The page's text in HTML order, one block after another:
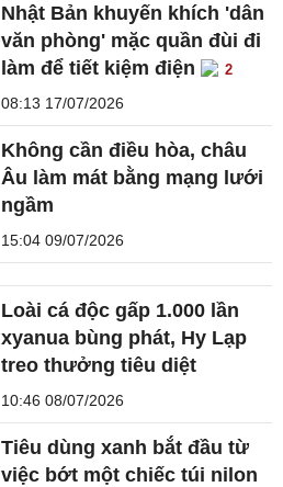
Nhật Bản khuyến khích 'dân
văn phòng' mặc quần đùi đi
làm để tiết kiệm điện
2
08:13 17/07/2026
Không cần điều hòa, châu
Âu làm mát bằng mạng lưới
ngầm
15:04 09/07/2026
Loài cá độc gấp 1.000 lần
xyanua bùng phát, Hy Lạp
treo thưởng tiêu diệt
10:46 08/07/2026
Tiêu dùng xanh bắt đầu từ
việc bớt một chiếc túi nilon